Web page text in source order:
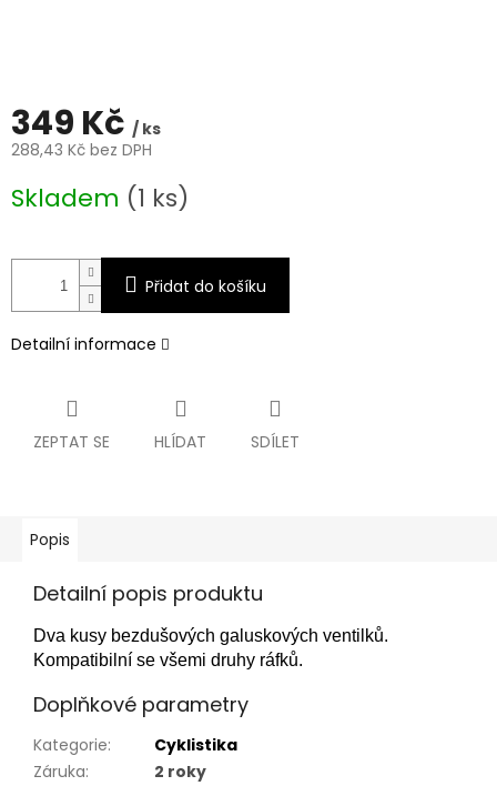
349 Kč / ks
288,43 Kč bez DPH
cena:
Skladem (1 ks)
Přidat do košíku
Detailní informace
ZEPTAT SE HLÍDAT SDÍLET
Popis
Detailní popis produktu
Dva kusy bezdušových galuskových ventilků.
Kompatibilní se všemi druhy ráfků.
Doplňkové parametry
Kategorie:
Cyklistika
Záruka:
2 roky